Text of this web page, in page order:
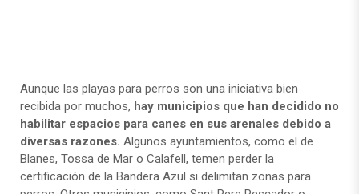
Aunque las playas para perros son una iniciativa bien
recibida por muchos, hay municipios que han decidido no
habilitar espacios para canes en sus arenales debido a
diversas razones. Algunos ayuntamientos, como el de
Blanes, Tossa de Mar o Calafell, temen perder la
certificación de la Bandera Azul si delimitan zonas para